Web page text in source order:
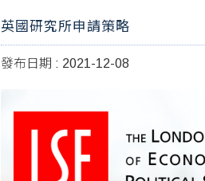
英國研究所申請策略
發布日期 : 2021-12-08